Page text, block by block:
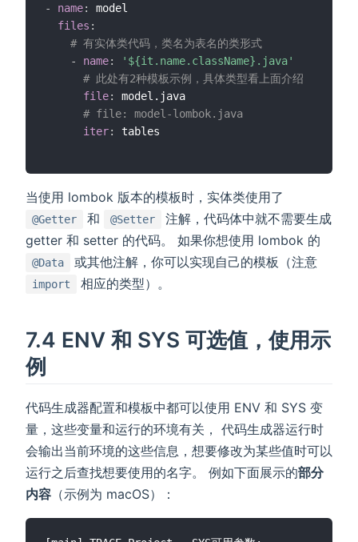
-
name:
model
files :
# 有实体类代码，类名为表名的类形式
-
name:
'${it.name.className}.java'
# 此处有2种模板示例，具体类型看上面介绍
file:
model.java
# file: model-lombok.java
iter:
当使用 lombok 版本的模板时，实体类使用了
@Getter 和 @Setter
注解，代码体中就不需要生成
getter 和 setter 的代码。 如果你想使用 lombok 的
@Data 或其他注解，你可以实现自己的模板（注意
import 相应的类型）。
7.4 ENV 和 SYS 可选值，使用示
例
代码生成器配置和模板中都可以使用 ENV 和 SYS 变
量，这些变量和运行的环境有关， 代码生成器运行时
会输出当前环境的这些信息，想要修改为某些值时可以
运行之后查找想要使用的名字。 例如下面展示的部分
内容 （示例为 macOS）：